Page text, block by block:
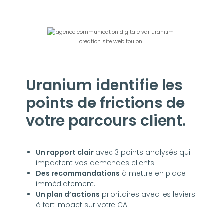
Uranium identifie les
points de frictions de
votre parcours client.
Un rapport clair avec 3 points analysés qui
impactent vos demandes clients.
Des recommandations à mettre en place
immédiatement.
Un plan d’actions prioritaires avec les leviers
à fort impact sur votre CA.